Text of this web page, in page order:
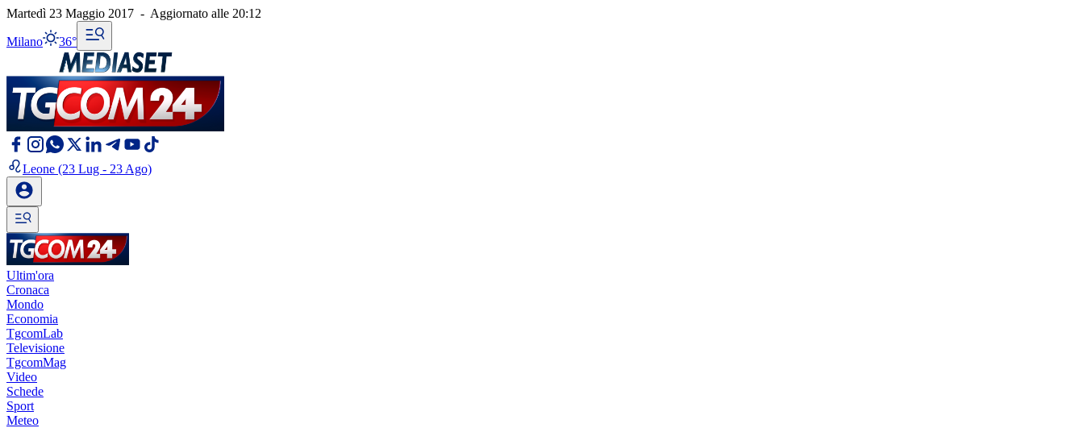
Martedì 23 Maggio 2017 - Aggiornato alle 20:12
Milano 36°
Leone (23 Lug - 23 Ago)
Ultim'ora
Cronaca
Mondo
Economia
TgcomLab
Televisione
TgcomMag
Video
Schede
Sport
Meteo